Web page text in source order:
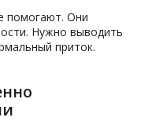
помогают. Они
Нужно выводить
приток.